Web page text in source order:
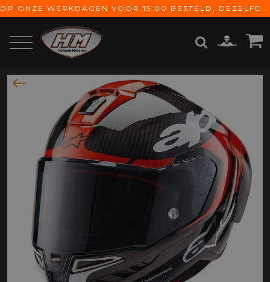
OP ONZE WERKDAGEN VOOR 15:00 BESTELD, DEZELFDE DAG VERZONDEN! GRATIS VERZENDING VANAF € 65,-